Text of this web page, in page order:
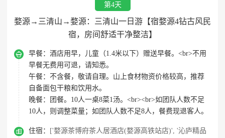
第4天
婺源→三清山→婺源：三清山一日游【宿婺源4钻古风民
宿，房间舒适干净整洁】
 早餐： 酒店用早，儿童（1.4米以下）赠送早餐。<br>不用
早餐无费用可退，请知悉。
午餐： 不含餐，敬请自理。山上食材物资价格较高，推荐
自备面包干粮和饮用水。
晚餐：
团餐。10人一桌8菜1汤。<br><br>如团队人数不足
10人，则调整菜量；如团队人数不足8人，餐费现退客人。
 住宿： ['婺源茶博府茶人居酒店(婺源高铁站店)', '沁庐精品